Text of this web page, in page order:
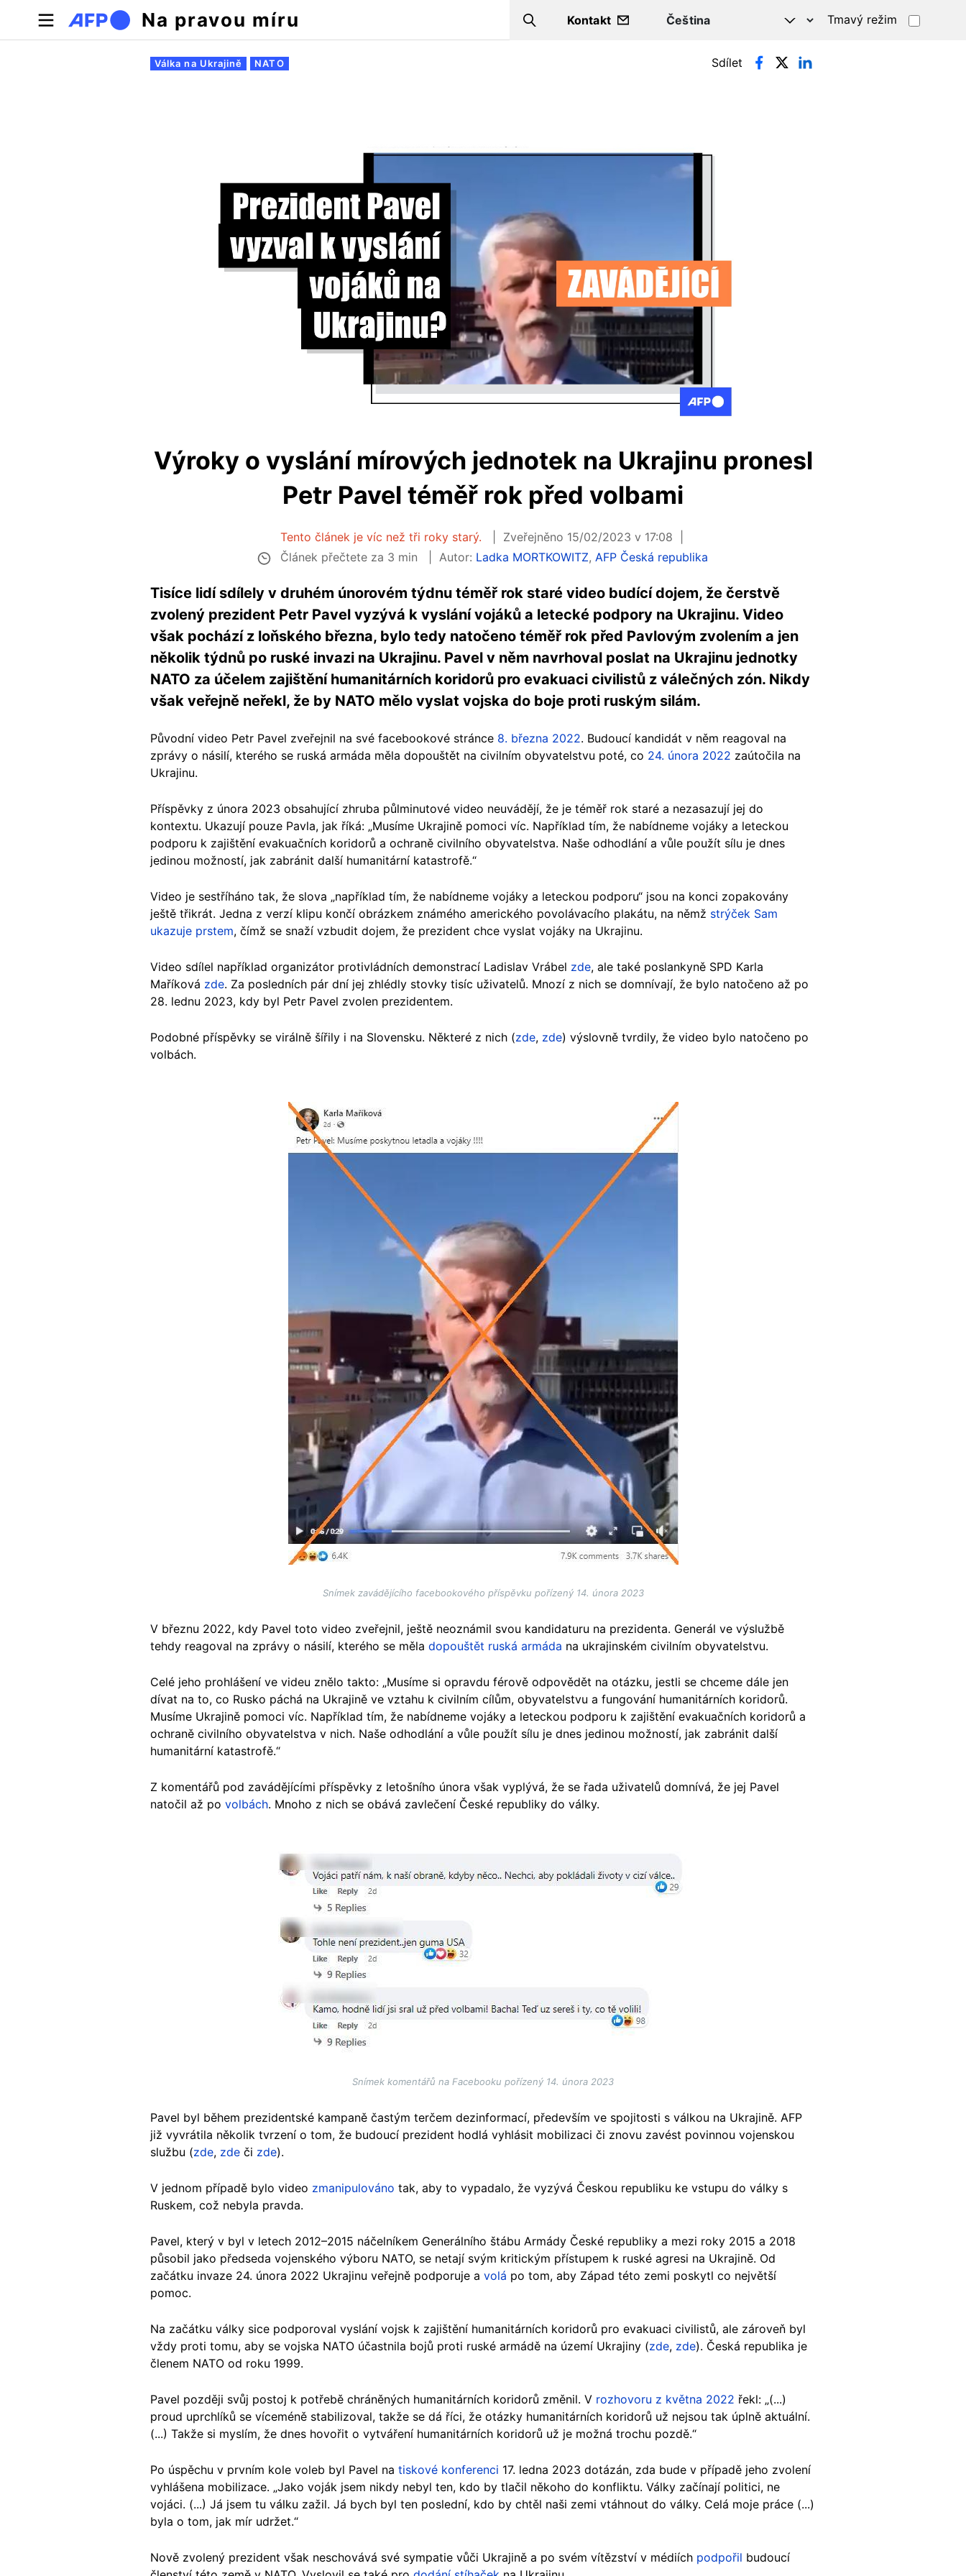
Přejít k hlavnímu obsahu
Na pravou míru Search
Kontakt Tmavý režim
Hlavní záložky
Válka na Ukrajině NATO Sdílet
Výroky o vyslání mírových jednotek na Ukrajinu pronesl
Petr Pavel téměř rok před volbami
Tento článek je víc než tři roky starý.
Zveřejněno 15/02/2023 v 17:08
Článek přečtete za 3 min
Autor: Ladka MORTKOWITZ,AFP Česká republika
Tisíce lidí sdílely v druhém únorovém týdnu téměř rok staré video budící dojem, že čerstvě
zvolený prezident Petr Pavel vyzývá k vyslání vojáků a letecké podpory na Ukrajinu. Video
však pochází z loňského března, bylo tedy natočeno téměř rok před Pavlovým zvolením a jen
několik týdnů po ruské invazi na Ukrajinu. Pavel v něm navrhoval poslat na Ukrajinu jednotky
NATO za účelem zajištění humanitárních koridorů pro evakuaci civilistů z válečných zón. Nikdy
však veřejně neřekl, že by NATO mělo vyslat vojska do boje proti ruským silám.
Původní video Petr Pavel zveřejnil na své facebookové stránce 8. března 2022. Budoucí kandidát v něm reagoval na
zprávy o násilí, kterého se ruská armáda měla dopouštět na civilním obyvatelstvu poté, co 24. února 2022 zaútočila na
Ukrajinu.
Příspěvky z února 2023 obsahující zhruba půlminutové video neuvádějí, že je téměř rok staré a nezasazují jej do
kontextu. Ukazují pouze Pavla, jak říká: „Musíme Ukrajině pomoci víc. Například tím, že nabídneme vojáky a leteckou
podporu k zajištění evakuačních koridorů a ochraně civilního obyvatelstva. Naše odhodlání a vůle použít sílu je dnes
jedinou možností, jak zabránit další humanitární katastrofě.“
Video je sestříháno tak, že slova „například tím, že nabídneme vojáky a leteckou podporu“ jsou na konci zopakovány
ještě třikrát. Jedna z verzí klipu končí obrázkem známého amerického povolávacího plakátu, na němž strýček Sam
ukazuje prstem, čímž se snaží vzbudit dojem, že prezident chce vyslat vojáky na Ukrajinu.
Video sdílel například organizátor protivládních demonstrací Ladislav Vrábel zde, ale také poslankyně SPD Karla
Maříková zde. Za posledních pár dní jej zhlédly stovky tisíc uživatelů. Mnozí z nich se domnívají, že bylo natočeno až po
28. lednu 2023, kdy byl Petr Pavel zvolen prezidentem.
Podobné příspěvky se virálně šířily i na Slovensku. Některé z nich (zde, zde) výslovně tvrdily, že video bylo natočeno po
volbách.
Snímek zavádějícího facebookového příspěvku pořízený 14. února 2023
V březnu 2022, kdy Pavel toto video zveřejnil, ještě neoznámil svou kandidaturu na prezidenta. Generál ve výslužbě
tehdy reagoval na zprávy o násilí, kterého se měla dopouštět ruská armáda na ukrajinském civilním obyvatelstvu.
Celé jeho prohlášení ve videu znělo takto: „Musíme si opravdu férově odpovědět na otázku, jestli se chceme dále jen
dívat na to, co Rusko páchá na Ukrajině ve vztahu k civilním cílům, obyvatelstvu a fungování humanitárních koridorů.
Musíme Ukrajině pomoci víc. Například tím, že nabídneme vojáky a leteckou podporu k zajištění evakuačních koridorů a
ochraně civilního obyvatelstva v nich. Naše odhodlání a vůle použít sílu je dnes jedinou možností, jak zabránit další
humanitární katastrofě.“
Z komentářů pod zavádějícími příspěvky z letošního února však vyplývá, že se řada uživatelů domnívá, že jej Pavel
natočil až po volbách. Mnoho z nich se obává zavlečení České republiky do války.
Snímek komentářů na Facebooku pořízený 14. února 2023
Pavel byl během prezidentské kampaně častým terčem dezinformací, především ve spojitosti s válkou na Ukrajině. AFP
již vyvrátila několik tvrzení o tom, že budoucí prezident hodlá vyhlásit mobilizaci či znovu zavést povinnou vojenskou
službu (zde, zde či zde).
V jednom případě bylo video zmanipulováno tak, aby to vypadalo, že vyzývá Českou republiku ke vstupu do války s
Ruskem, což nebyla pravda.
Pavel, který v byl v letech 2012–2015 náčelníkem Generálního štábu Armády České republiky a mezi roky 2015 a 2018
působil jako předseda vojenského výboru NATO, se netají svým kritickým přístupem k ruské agresi na Ukrajině. Od
začátku invaze 24. února 2022 Ukrajinu veřejně podporuje a volá po tom, aby Západ této zemi poskytl co největší
pomoc.
Na začátku války sice podporoval vyslání vojsk k zajištění humanitárních koridorů pro evakuaci civilistů, ale zároveň byl
vždy proti tomu, aby se vojska NATO účastnila bojů proti ruské armádě na území Ukrajiny (zde, zde). Česká republika je
členem NATO od roku 1999.
Pavel později svůj postoj k potřebě chráněných humanitárních koridorů změnil. V rozhovoru z května 2022 řekl: „(...)
proud uprchlíků se víceméně stabilizoval, takže se dá říci, že otázky humanitárních koridorů už nejsou tak úplně aktuální.
(...) Takže si myslím, že dnes hovořit o vytváření humanitárních koridorů už je možná trochu pozdě.“
Po úspěchu v prvním kole voleb byl Pavel na tiskové konferenci 17. ledna 2023 dotázán, zda bude v případě jeho zvolení
vyhlášena mobilizace. „Jako voják jsem nikdy nebyl ten, kdo by tlačil někoho do konfliktu. Války začínají politici, ne
vojáci. (...) Já jsem tu válku zažil. Já bych byl ten poslední, kdo by chtěl naši zemi vtáhnout do války. Celá moje práce (...)
byla o tom, jak mír udržet.“
Nově zvolený prezident však neschovává své sympatie vůči Ukrajině a po svém vítězství v médiích podpořil budoucí